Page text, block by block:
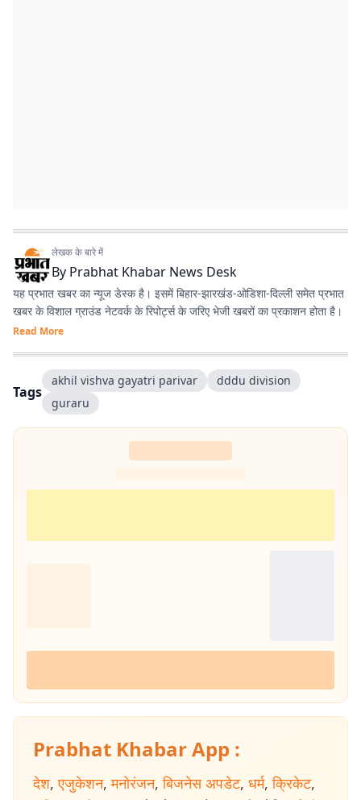
लेखक के बारे में
By Prabhat Khabar News Desk
यह प्रभात खबर का न्यूज डेस्क है। इसमें बिहार-झारखंड-ओडिशा-दिल्‍ली समेत प्रभात
खबर के विशाल ग्राउंड नेटवर्क के रिपोर्ट्स के जरिए भेजी खबरों का प्रकाशन होता है।
Read More
Tags
akhil vishva gayatri parivar
dddu division
guraru
Prabhat Khabar App :
देश, एजुकेशन, मनोरंजन, बिजनेस अपडेट, धर्म, क्रिकेट,